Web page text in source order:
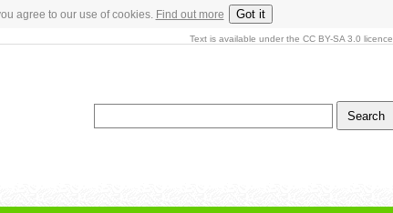
agree to our use of cookies. Find out more Got it
Text is available under the CC BY-SA 3.0 licence.